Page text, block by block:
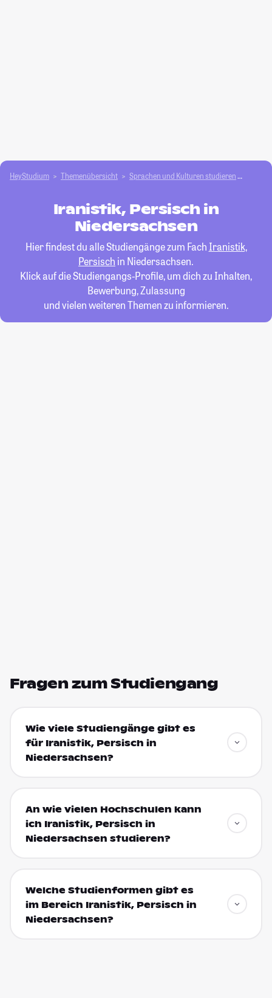
HeyStudium Themenübersicht Sprachen und Kulturen studieren
Iranistik, Persisch in
Niedersachsen
Hier findest du alle Studiengänge zum Fach Iranistik,
Persisch in Niedersachsen.
Klick auf die Studiengangs-Profile, um dich zu Inhalten,
Bewerbung, Zulassung
und vielen weiteren Themen zu informieren.
Fragen zum Studiengang
Wie viele Studiengänge gibt es
für Iranistik, Persisch in
Niedersachsen?
An wie vielen Hochschulen kann
ich Iranistik, Persisch in
Niedersachsen studieren?
Welche Studienformen gibt es
im Bereich Iranistik, Persisch in
Niedersachsen?